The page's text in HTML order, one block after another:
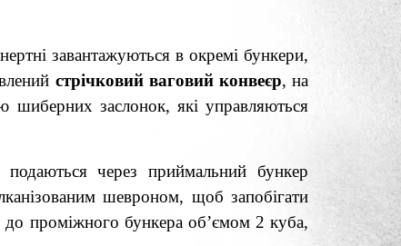
завантажуються в окремі бункери,
стрічковий ваговий конвеєр, на
шиберних заслонок, які управляються
подаються через приймальний бункер
шевроном, щоб запобігати
до проміжного бункера об’ємом 2 куба,